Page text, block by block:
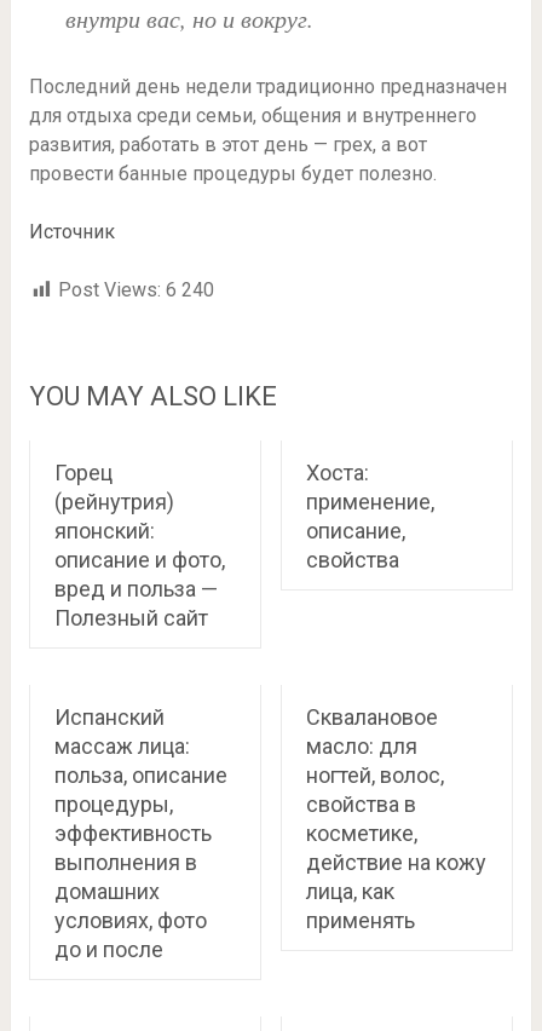
внутри вас, но и вокруг.
Последний день недели традиционно предназначен
для отдыха среди семьи, общения и внутреннего
развития, работать в этот день — грех, а вот
провести банные процедуры будет полезно.
Источник
Post Views: 6 240
YOU MAY ALSO LIKE
Горец
(рейнутрия)
японский:
описание и фото,
вред и польза —
Полезный сайт
Хоста:
применение,
описание,
свойства
Испанский
массаж лица:
польза, описание
процедуры,
эффективность
выполнения в
домашних
условиях, фото
до и после
Сквалановое
масло: для
ногтей, волос,
свойства в
косметике,
действие на кожу
лица, как
применять